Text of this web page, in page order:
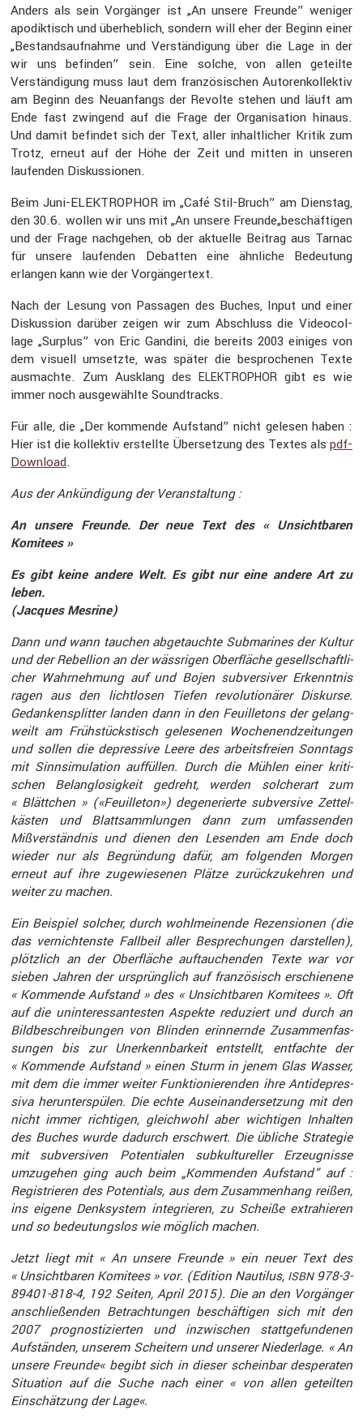
Anders als sein Vorgänger ist „An unsere Freunde” weniger
apodik­tisch und überheb­lich, sondern will eher der Beginn einer
„Bestands­auf­nahme und Verstän­di­gung über die Lage in der
wir uns befinden” sein. Eine solche, von allen geteilte
Verstän­di­gung muss laut dem franzö­si­schen Autoren­kol­lektiv
am Beginn des Neuan­fangs der Revolte stehen und läuft am
Ende fast zwingend auf die Frage der Organi­sa­tion hinaus.
Und damit befindet sich der Text, aller inhalt­li­cher Kritik zum
Trotz, erneut auf der Höhe der Zeit und mitten in unseren
laufenden Diskus­sionen.
Beim Juni-ELEKTRO­PHOR im „Café Stil-Bruch” am Dienstag,
den 30.6. wollen wir uns mit „An unsere Freunde„beschäftigen
und der Frage nachgehen, ob der aktuelle Beitrag aus Tarnac
für unsere laufenden Debatten eine ähnliche Bedeu­tung
erlangen kann wie der Vorgän­ger­text.
Nach der Lesung von Passagen des Buches, Input und einer
Diskus­sion darüber zeigen wir zum Abschluss die Video­col­
lage „Surplus” von Eric Gandini, die bereits 2003 einiges von
dem visuell umsetzte, was später die bespro­chenen Texte
ausmachte. Zum Ausklang des ELEKTROPHOR gibt es wie
immer noch ausge­wählte Sound­tracks.
Für alle, die „Der kommende Aufstand” nicht gelesen haben :
Hier ist die kollektiv erstellte Überset­zung des Textes als pdf-
Download.
Aus der Ankün­di­gung der Veran­stal­tung :
An unsere Freunde. Der neue Text des « Unsicht­baren
Komitees »
Es gibt keine andere Welt. Es gibt nur eine andere Art zu
leben.
(Jacques Mesrine)
Dann und wann tauchen abgetauchte Subma­rines der Kultur
und der Rebel­lion an der wässrigen Oberfläche gesell­schaft­li­
cher Wahrneh­mung auf und Bojen subver­siver Erkenntnis
ragen aus den licht­losen Tiefen revolu­tio­närer Diskurse.
Gedan­ken­splitter landen dann in den Feuil­le­tons der gelang­
weilt am Frühstücks­tisch gelesenen Wochen­end­zei­tungen
und sollen die depres­sive Leere des arbeits­freien Sonntags
mit Sinnsi­mu­la­tion auffüllen. Durch die Mühlen einer kriti­
schen Belang­lo­sig­keit gedreht, werden solcherart zum
« Blätt­chen » («Feuil­leton») degene­rierte subver­sive Zettel­
kästen und Blatt­samm­lungen dann zum umfas­senden
Mißver­ständnis und dienen den Lesenden am Ende doch
wieder nur als Begrün­dung dafür, am folgenden Morgen
erneut auf ihre zugewie­senen Plätze zurück­zu­kehren und
weiter zu machen.
Ein Beispiel solcher, durch wohlmei­nende Rezen­sionen (die
das vernich­tenste Fallbeil aller Bespre­chungen darstellen),
plötz­lich an der Oberfläche auftau­chenden Texte war vor
sieben Jahren der ursprüng­lich auf franzö­sisch erschie­nene
« Kommende Aufstand » des « Unsicht­baren Komitees ». Oft
auf die uninter­es­san­testen Aspekte reduziert und durch an
Bildbe­schrei­bungen von Blinden erinnernde Zusam­men­fas­
sungen bis zur Unerkenn­bar­keit entstellt, entfachte der
« Kommende Aufstand » einen Sturm in jenem Glas Wasser,
mit dem die immer weiter Funktio­nie­renden ihre Antide­pres­
siva herun­ter­spülen. Die echte Ausein­an­der­set­zung mit den
nicht immer richtigen, gleich­wohl aber wichtigen Inhalten
des Buches wurde dadurch erschwert. Die übliche Strategie
mit subver­siven Poten­tialen subkul­tu­reller Erzeug­nisse
umzugehen ging auch beim „Kommenden Aufstand” auf :
Regis­trieren des Poten­tials, aus dem Zusam­men­hang reißen,
ins eigene Denksystem integrieren, zu Scheiße extra­hieren
und so bedeu­tungslos wie möglich machen.
Jetzt liegt mit « An unsere Freunde » ein neuer Text des
« Unsicht­baren Komitees » vor. (Edition Nautilus, ISBN978-3-
89401-818-4, 192 Seiten, April 2015). Die an den Vorgänger
anschlie­ßenden Betrach­tungen beschäf­tigen sich mit den
2007 prognos­ti­zierten und inzwi­schen statt­ge­fun­denen
Aufständen, unserem Schei­tern und unserer Nieder­lage. « An
unsere Freunde« begibt sich in dieser scheinbar despe­raten
Situa­tion auf die Suche nach einer « von allen geteilten
Einschät­zung der Lage«.